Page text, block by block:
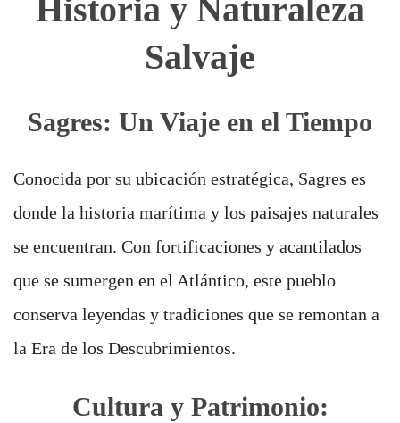
Historia y Naturaleza
Salvaje
Sagres: Un Viaje en el Tiempo
Conocida por su ubicación estratégica, Sagres es
donde la historia marítima y los paisajes naturales
se encuentran. Con fortificaciones y acantilados
que se sumergen en el Atlántico, este pueblo
conserva leyendas y tradiciones que se remontan a
la Era de los Descubrimientos.
Cultura y Patrimonio: